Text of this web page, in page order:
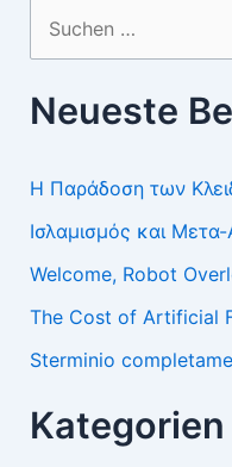
Suchen
nach:
Neueste
Η Παράδοση των
Ισλαμισμός και
Welcome, Robot
The Cost of Artificial
Sterminio
Kategorien